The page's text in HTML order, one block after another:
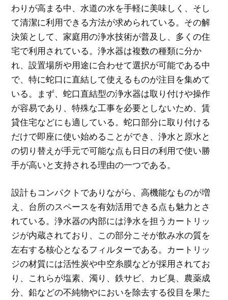
わりが高まる中、水道の水を手軽に美味しく、そし
て清潔に利用できる方法が求められている。 その解
決策として、家庭用の浄水技術が普及し、多くの住
宅で利用されている。浄水器は複数の種類に分か
れ、設置場所や用途に合わせて選択が可能である中
で、特に蛇口に直結して使えるものが注目を集めて
いる。まず、蛇口直結型の浄水器は取り付けや操作
が容易であり、特殊な工事を必要としないため、賃
貸住宅などにも適している。蛇口部分に取り付ける
だけで即座に使い始めることができ、浄水と原水と
の切り替えが手元で可能な点も日日の利用で使い勝
手が高いと支持される理由の一つである。
設計もコンパクトでありながら、高機能なものが増
え、台所のスペースを有効活用できる点も魅力とさ
れている。浄水器の内部には浄水を担うカートリッ
ジが内蔵されており、この部分こそが飲み水の質を
左右する核心となるフィルターである。カートリッ
ジの材質には活性炭や中空糸膜などが採用されてお
り、これらが塩素、濁り、鉄サビ、カビ臭、農薬成
分、鉛などの不純物やにおいを除去する役目を果た